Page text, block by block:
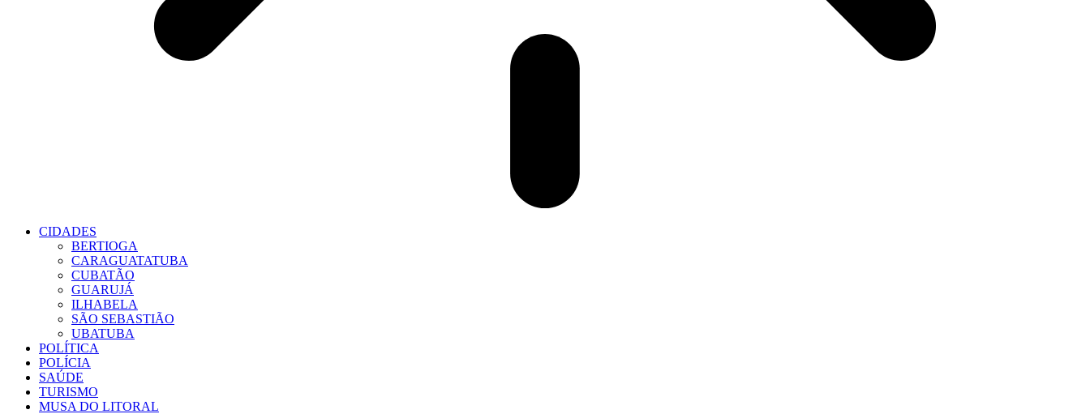
CIDADES
BERTIOGA
CARAGUATATUBA
CUBATÃO
GUARUJÁ
ILHABELA
SÃO SEBASTIÃO
UBATUBA
POLÍTICA
POLÍCIA
SAÚDE
TURISMO
MUSA DO LITORAL